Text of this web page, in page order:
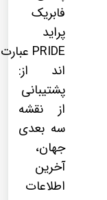
فابریک
پراید
PRIDE عبارت
اند از:
پشتیبانی
از نقشه
سه بعدی
جهان،
آخرین
اطلاعات